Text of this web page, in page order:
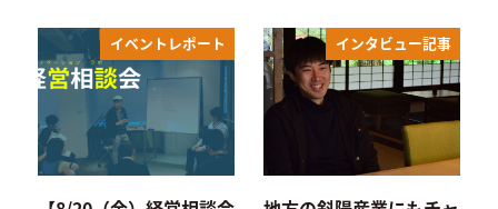
イベントレポート インタビュー記事